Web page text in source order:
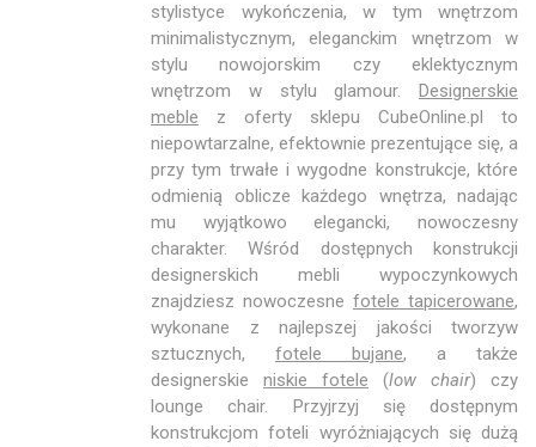
stylistyce wykończenia, w tym wnętrzom
minimalistycznym, eleganckim wnętrzom w
stylu nowojorskim czy eklektycznym
wnętrzom w stylu glamour. Designerskie
meble z oferty sklepu CubeOnline.pl to
niepowtarzalne, efektownie prezentujące się, a
przy tym trwałe i wygodne konstrukcje, które
odmienią oblicze każdego wnętrza, nadając
mu wyjątkowo elegancki, nowoczesny
charakter. Wśród dostępnych konstrukcji
designerskich mebli wypoczynkowych
znajdziesz nowoczesne fotele tapicerowane,
wykonane z najlepszej jakości tworzyw
sztucznych, fotele bujane, a także
designerskie niskie fotele (low chair) czy
lounge chair. Przyjrzyj się dostępnym
konstrukcjom foteli wyróżniających się dużą